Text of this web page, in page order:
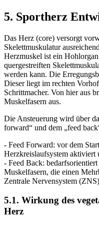
5. Sportherz
Das Herz (core) versorgt
Skelettmuskulatur
Herzmuskel ist ein
quergestreiften
werden kann. Die
Dieser liegt im rechten
Schrittmacher. Von hier aus
Muskelfasern aus.
Die Ansteuerung wird über
forward“ und dem „feed
- Feed Forward: vor dem
Herzkreislaufsystem aktiviert
- Feed Back:
Muskelfasern, die einen
Zentrale Nervensystem
5.1. Wirkung des
Herz